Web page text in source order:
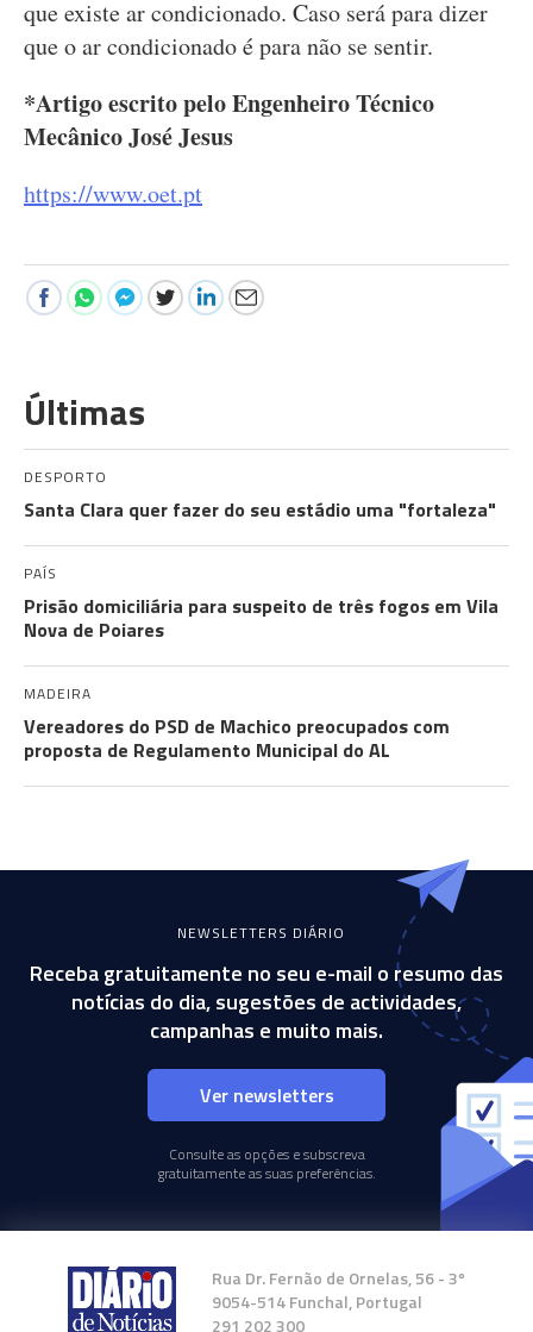
que existe ar condicionado. Caso será para dizer
que o ar condicionado é para não se sentir.
*Artigo escrito pelo Engenheiro Técnico
Mecânico José Jesus
https://www.oet.pt
Últimas
DESPORTO
Santa Clara quer fazer do seu estádio uma "fortaleza"
PAÍS
Prisão domiciliária para suspeito de três fogos em Vila
Nova de Poiares
MADEIRA
Vereadores do PSD de Machico preocupados com
proposta de Regulamento Municipal do AL
NEWSLETTERS DIÁRIO
Receba gratuitamente no seu e-mail o resumo das
notícias do dia, sugestões de actividades,
campanhas e muito mais.
Ver newsletters
Consulte as opções e subscreva
gratuitamente as suas preferências.
Rua Dr. Fernão de Ornelas, 56 - 3º
9054-514 Funchal, Portugal
291 202 300